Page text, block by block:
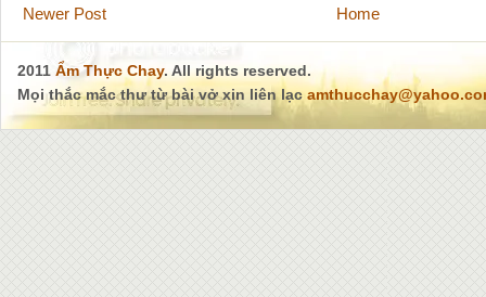
Newer Post Home
2011 Ẩm Thực Chay. All rights reserved.
Mọi thắc mắc thư từ bài vở xin liên lạc